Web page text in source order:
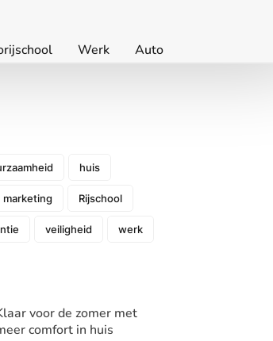
Werk Auto
huis
marketing Rijschool
veiligheid werk
voor de zomer met
comfort in huis